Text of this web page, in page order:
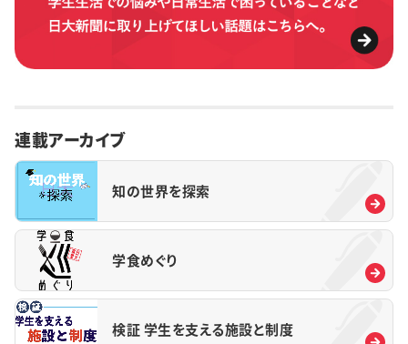
連載アーカイブ
知の世界を探索
学食めぐり
検証 学生を支える施設と制度